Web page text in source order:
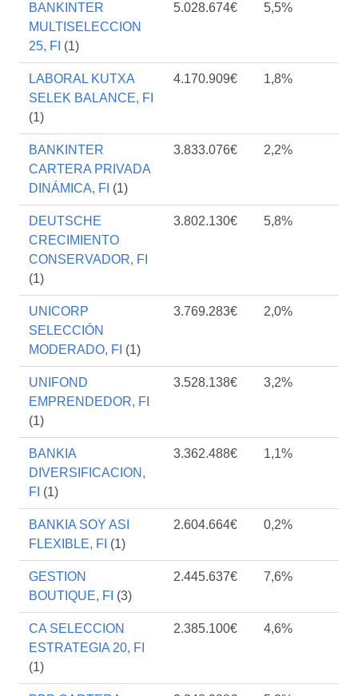
BANKINTER
MULTISELECCION
25, FI (1)
5.028.674€ 5,5%
LABORAL KUTXA
SELEK BALANCE, FI
(1)
4.170.909€ 1,8%
BANKINTER
CARTERA PRIVADA
DINÁMICA, FI (1)
3.833.076€ 2,2%
DEUTSCHE
CRECIMIENTO
CONSERVADOR, FI
(1)
3.802.130€ 5,8%
UNICORP
SELECCIÓN
MODERADO, FI (1)
3.769.283€ 2,0%
UNIFOND
EMPRENDEDOR, FI
(1)
3.528.138€ 3,2%
BANKIA
DIVERSIFICACION,
FI (1)
3.362.488€ 1,1%
BANKIA SOY ASI
FLEXIBLE, FI (1)
2.604.664€ 0,2%
GESTION
BOUTIQUE, FI (3)
2.445.637€ 7,6%
CA SELECCION
ESTRATEGIA 20, FI
(1)
2.385.100€ 4,6%